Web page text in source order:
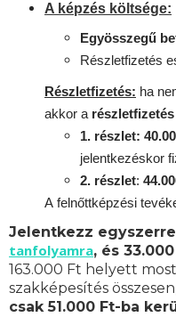
A képzés költsége:
Egyösszegű
Részletfizetés
Részletfizetés: ha
akkor a részletfizetés
1. részlet:
jelentkezéskor
2. részlet:
A felnőttképzési
Jelentkezz
tanfolyamra, és
163.000 Ft helyett
szakképesítés
csak 51.000 Ft-ba